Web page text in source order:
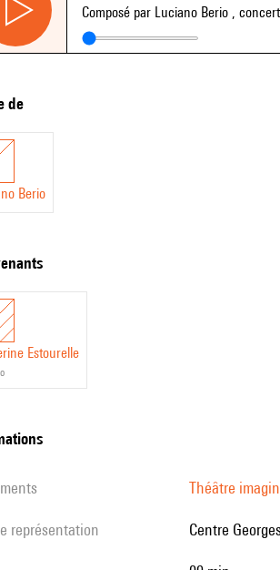
Composé par Luciano Berio ,
de
Berio
Estourelle
Théâtre
représentation Centre